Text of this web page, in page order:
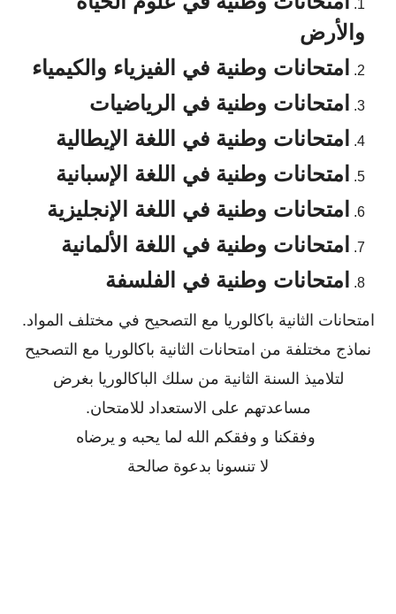
والأرض
امتحانات وطنية في الفيزياء والكيمياء
امتحانات وطنية في الرياضيات
امتحانات وطنية في اللغة الإيطالية
امتحانات وطنية في اللغة الإسبانية
امتحانات وطنية في اللغة الإنجليزية
امتحانات وطنية في اللغة الألمانية
امتحانات وطنية في الفلسفة
امتحانات الثانية باكالوريا مع التصحيح في مختلف المواد.
نماذج مختلفة من امتحانات الثانية باكالوريا مع التصحيح
لتلاميذ السنة الثانية من سلك الباكالوريا بغرض
مساعدتهم على الاستعداد للامتحان.
وفقكنا و وفقكم الله لما يحبه و يرضاه
لا تنسونا بدعوة صالحة